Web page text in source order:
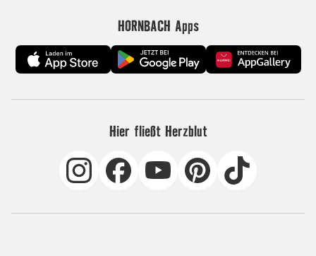
HORNBACH Apps
Hier fließt Herzblut